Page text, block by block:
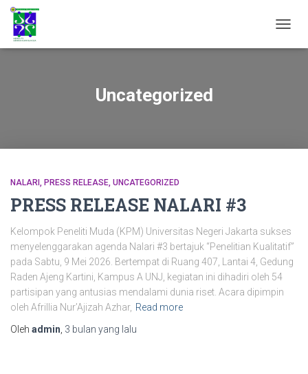
Uncategorized
NALARI PRESS RELEASE UNCATEGORIZED
PRESS RELEASE NALARI #3
Kelompok Peneliti Muda (KPM) Universitas Negeri Jakarta sukses
menyelenggarakan agenda Nalari #3 bertajuk “Penelitian Kualitatif”
pada Sabtu, 9 Mei 2026. Bertempat di Ruang 407, Lantai 4, Gedung
Raden Ajeng Kartini, Kampus A UNJ, kegiatan ini dihadiri oleh 54
partisipan yang antusias mendalami dunia riset. Acara dipimpin
oleh Afrillia Nur’Ajizah Azhar, Read more
Oleh admin 3 bulan yang lalu